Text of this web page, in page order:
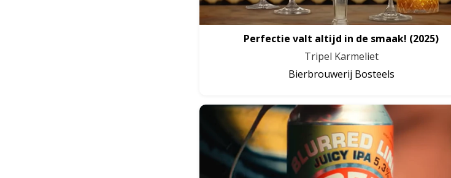
Perfectie valt altijd in de smaak! (2025)
Tripel Karmeliet
Bierbrouwerij Bosteels